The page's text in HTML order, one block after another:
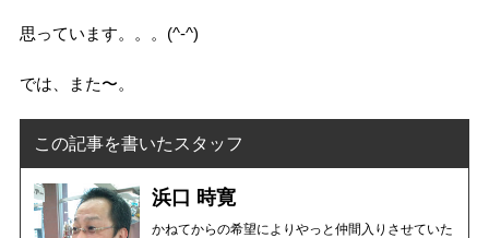
思っています。。。(^-^)
では、また〜。
この記事を書いたスタッフ
浜口 時寛
かねてからの希望によりやっと仲間入りさせていた